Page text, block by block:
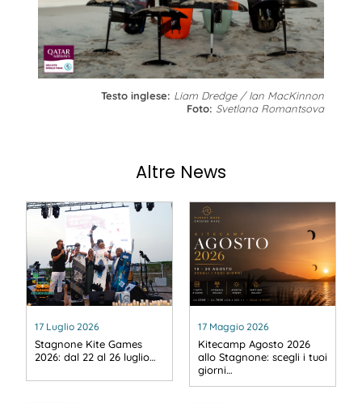
Testo inglese: Liam Dredge / Ian MacKinnon
Foto: Svetlana Romantsova
Altre News
17 Luglio 2026
Stagnone Kite Games
2026: dal 22 al 26 luglio…
17 Maggio 2026
Kitecamp Agosto 2026
allo Stagnone: scegli i tuoi
giorni…